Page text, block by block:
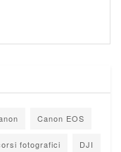
Canon EOS
fotografici DJI